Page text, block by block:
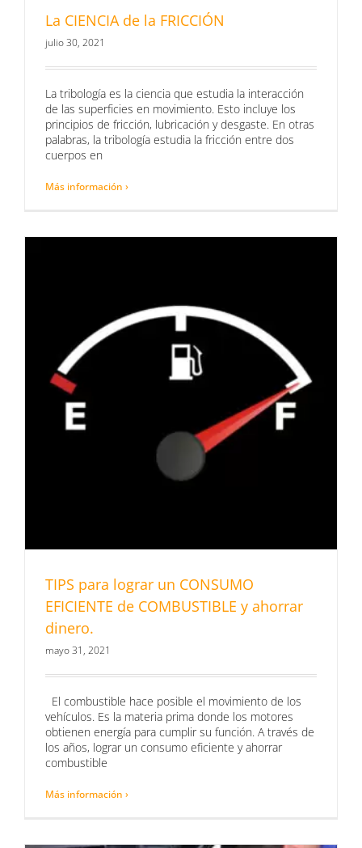
La CIENCIA de la FRICCIÓN
julio 30, 2021
La tribología es la ciencia que estudia la interacción
de las superficies en movimiento. Esto incluye los
principios de fricción, lubricación y desgaste. En otras
palabras, la tribología estudia la fricción entre dos
cuerpos en
Más información ›
TIPS para lograr un CONSUMO
EFICIENTE de COMBUSTIBLE y ahorrar
dinero.
mayo 31, 2021
El combustible hace posible el movimiento de los
vehículos. Es la materia prima donde los motores
obtienen energía para cumplir su función. A través de
los años, lograr un consumo eficiente y ahorrar
combustible
Más información ›